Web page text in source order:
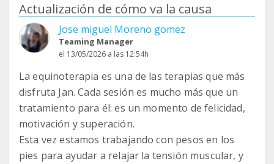
Actualización de cómo va la causa
Jose miguel Moreno gomez
Teaming Manager
el 13/05/2026 a las 12:54h
La equinoterapia es una de las terapias que más
disfruta Jan. Cada sesión es mucho más que un
tratamiento para él: es un momento de felicidad,
motivación y superación.
Esta vez estamos trabajando con pesos en los
pies para ayudar a relajar la tensión muscular, y